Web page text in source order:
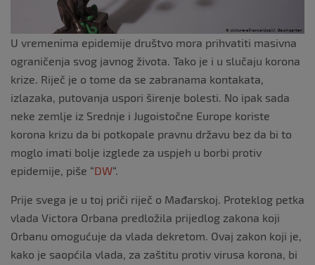
U vremenima epidemije društvo mora prihvatiti masivna
ograničenja svog javnog života. Tako je i u slučaju korona
krize. Riječ je o tome da se zabranama kontakata,
izlazaka, putovanja uspori širenje bolesti. No ipak sada
neke zemlje iz Srednje i Jugoistočne Europe koriste
korona krizu da bi potkopale pravnu državu bez da bi to
moglo imati bolje izglede za uspjeh u borbi protiv
epidemije, piše “DW“.
Prije svega je u toj priči riječ o Mađarskoj. Proteklog petka
vlada Victora Orbana predložila prijedlog zakona koji
Orbanu omogućuje da vlada dekretom. Ovaj zakon koji je,
kako je saopćila vlada, za zaštitu protiv virusa korona, bi